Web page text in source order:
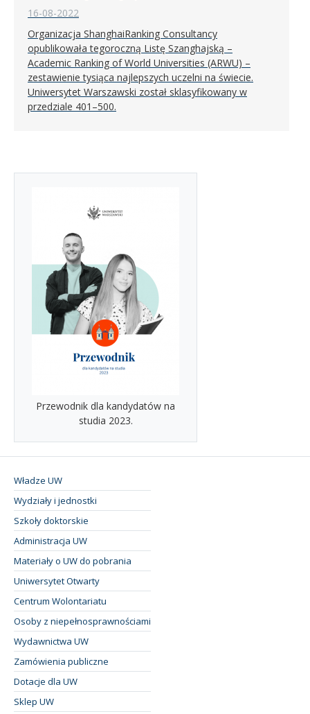
16-08-2022
Organizacja ShanghaiRanking Consultancy
opublikowała tegoroczną Listę Szanghajską –
Academic Ranking of World Universities (ARWU) –
zestawienie tysiąca najlepszych uczelni na świecie.
Uniwersytet Warszawski został sklasyfikowany w
przedziale 401–500.
Przewodnik dla kandydatów na
studia 2023.
Władze UW
Wydziały i jednostki
Szkoły doktorskie
Administracja UW
Materiały o UW do pobrania
Uniwersytet Otwarty
Centrum Wolontariatu
Osoby z niepełnosprawnościami
Wydawnictwa UW
Zamówienia publiczne
Dotacje dla UW
Sklep UW